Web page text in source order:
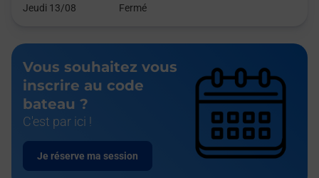
Jeudi 13/08
Fermé
Vous souhaitez vous
inscrire au code
bateau ?
C'est par ici !
Je réserve ma session